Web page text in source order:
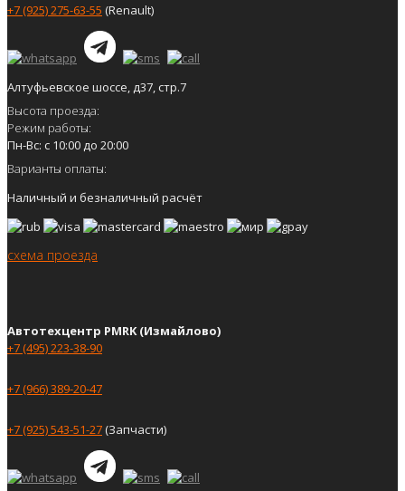
+7 (925) 275-63-55 (Renault)
Алтуфьевское шоссе, д37, стр.7
Высота проезда:
Режим работы:
Пн-Вс: с 10:00 до 20:00
Варианты оплаты:
Наличный и безналичный расчёт
схема проезда
Автотехцентр PMRK (Измайлово)
+7 (495) 223-38-90
+7 (966) 389-20-47
+7 (925) 543-51-27(Запчасти)